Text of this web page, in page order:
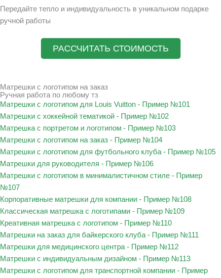
Передайте тепло и индивидуальность в уникальном подарке
ручной работы
РАССЧИТАТЬ СТОИМОСТЬ
Матрешки с логотипом на заказ
Ручная работа по любому тз
Матрешки с логотипом для Louis Vuitton - Пример №101
Матрешки с хоккейной тематикой - Пример №102
Матрешка с портретом и логотипом - Пример №103
Матрешки с логотипом на заказ - Пример №104
Матрешки с логотипом для футбольного клуба - Пример №105
Матрешки для руководителя - Пример №106
Матрешки с логотипом в минималистичном стиле - Пример
№107
Корпоративные матрешки для компании - Пример №108
Классическая матрешка с логотипами - Пример №109
Креативная матрешка с логотипом - Пример №110
Матрешки на заказ для байкерского клуба - Пример №111
Матрешки для медицинского центра - Пример №112
Матрешки с индивидуальным дизайном - Пример №113
Матрешки с логотипом для транспортной компании - Пример